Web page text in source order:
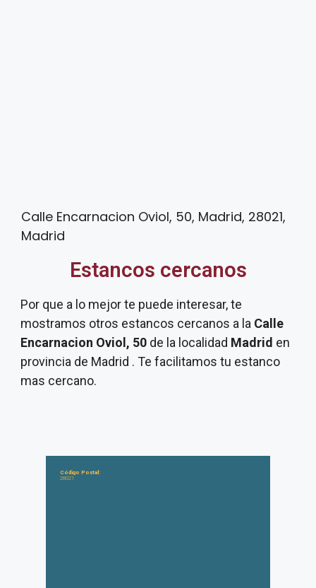
Calle Encarnacion Oviol, 50, Madrid, 28021,
Madrid
Estancos cercanos
Por que a lo mejor te puede interesar, te
mostramos otros estancos cercanos a la Calle
Encarnacion Oviol, 50 de la localidad Madrid en
provincia de Madrid . Te facilitamos tu estanco
mas cercano.
Código Postal:
28021